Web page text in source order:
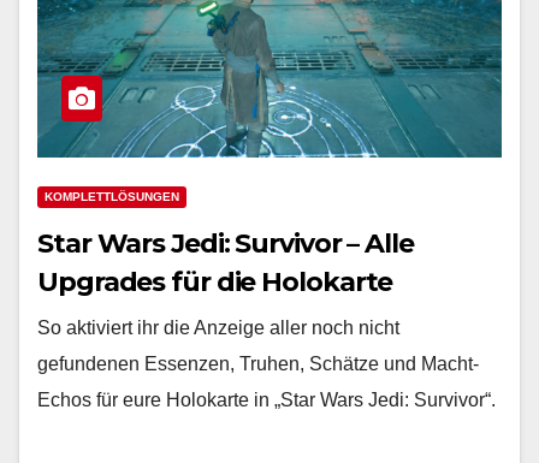
KOMPLETTLÖSUNGEN
Star Wars Jedi: Survivor – Alle
Upgrades für die Holokarte
freischalten
So aktiviert ihr die Anzeige aller noch nicht
gefundenen Essenzen, Truhen, Schätze und Macht-
Echos für eure Holokarte in „Star Wars Jedi: Survivor“.